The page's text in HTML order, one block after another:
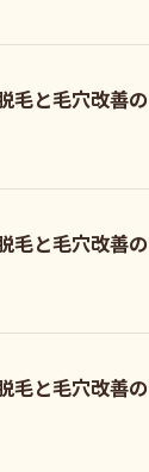
毛と毛穴改善の
毛と毛穴改善の
毛と毛穴改善の